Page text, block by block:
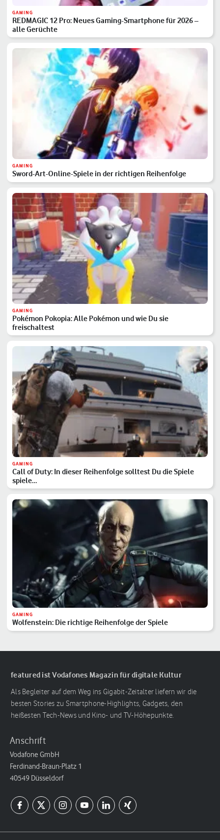
GAMING
REDMAGIC 12 Pro: Neues Gaming-Smartphone für 2026 –
alle Gerüchte
GAMING
Sword-Art-Online-Spiele in der richtigen Reihenfolge
GAMING
Pokémon Pokopia: Alle Pokémon und wie Du sie
freischaltest
GAMING
Call of Duty: In dieser Reihenfolge solltest Du die Spiele
spiele…
GAMING
Wolfenstein: Die richtige Reihenfolge der Spiele
featured ist Vodafones Magazin für digitale Kultur
Als Begleiter auf dem Weg ins Gigabit-Zeitalter liefern wir die
besten Stories zu Smartphone-Highlights, Gadgets, den
heißesten Tech-News und Kino- und TV-Höhepunkte.
Anschrift
Vodafone GmbH
Ferdinand-Braun-Platz 1
40549 Düsseldorf